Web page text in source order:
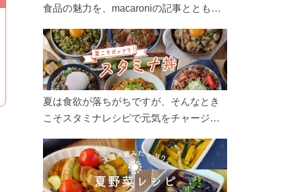
食品の魅力を、macaroniの記事とともに
ん、製造現場や品質へのこだわりまで。
こめ油をもっと好きになるコンテンツを
ぜひお楽しみください。
夏は食欲が落ちがちですが、そんなとき
こそスタミナレシピで元気をチャージ！
リ食べて、夏バテを吹き飛ばしましょ
う！